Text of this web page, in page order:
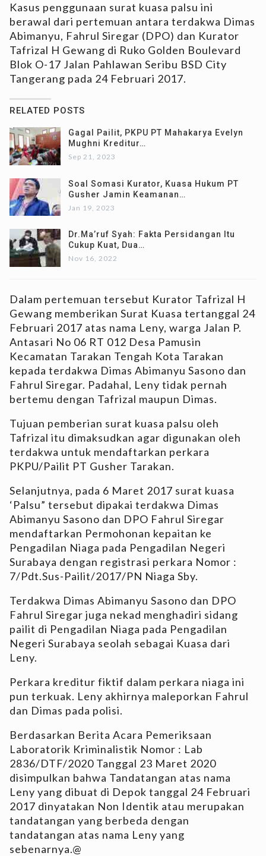
Kasus penggunaan surat kuasa palsu ini
berawal dari pertemuan antara terdakwa Dimas
Abimanyu, Fahrul Siregar (DPO) dan Kurator
Tafrizal H Gewang di Ruko Golden Boulevard
Blok O-17 Jalan Pahlawan Seribu BSD City
Tangerang pada 24 Februari 2017.
RELATED POSTS
Gagal Pailit, PKPU PT Mahakarya Evelyn
Mughni Kreditur…
Sep 21, 2023
Soal Somasi Kurator, Kuasa Hukum PT
Gusher Jamin Keamanan…
Jan 19, 2023
Dr.Ma’ruf Syah: Fakta Persidangan Itu
Cukup Kuat, Dua…
Nov 16, 2022
Dalam pertemuan tersebut Kurator Tafrizal H
Gewang memberikan Surat Kuasa tertanggal 24
Februari 2017 atas nama Leny, warga Jalan P.
Antasari No 06 RT 012 Desa Pamusin
Kecamatan Tarakan Tengah Kota Tarakan
kepada terdakwa Dimas Abimanyu Sasono dan
Fahrul Siregar. Padahal, Leny tidak pernah
bertemu dengan Tafrizal maupun Dimas.
Tujuan pemberian surat kuasa palsu oleh
Tafrizal itu dimaksudkan agar digunakan oleh
terdakwa untuk mendaftarkan perkara
PKPU/Pailit PT Gusher Tarakan.
Selanjutnya, pada 6 Maret 2017 surat kuasa
‘Palsu” tersebut dipakai terdakwa Dimas
Abimanyu Sasono dan DPO Fahrul Siregar
mendaftarkan Permohonan kepaitan ke
Pengadilan Niaga pada Pengadilan Negeri
Surabaya dengan registrasi perkara Nomor :
7/Pdt.Sus-Pailit/2017/PN Niaga Sby.
Terdakwa Dimas Abimanyu Sasono dan DPO
Fahrul Siregar juga nekad menghadiri sidang
pailit di Pengadilan Niaga pada Pengadilan
Negeri Surabaya seolah sebagai Kuasa dari
Leny.
Perkara kreditur fiktif dalam perkara niaga ini
pun terkuak. Leny akhirnya maleporkan Fahrul
dan Dimas pada polisi.
Berdasarkan Berita Acara Pemeriksaan
Laboratorik Kriminalistik Nomor : Lab
2836/DTF/2020 Tanggal 23 Maret 2020
disimpulkan bahwa Tandatangan atas nama
Leny yang dibuat di Depok tanggal 24 Februari
2017 dinyatakan Non Identik atau merupakan
tandatangan yang berbeda dengan
tandatangan atas nama Leny yang
sebenarnya.@